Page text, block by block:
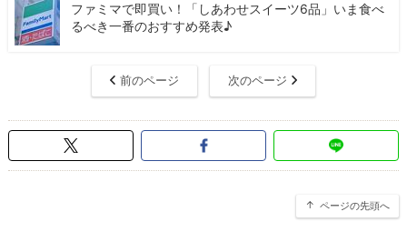
ファミマで即買い！「しあわせスイーツ6品」いま食べ
るべき一番のおすすめ発表♪
前のページ 次のページ
ページの先頭へ